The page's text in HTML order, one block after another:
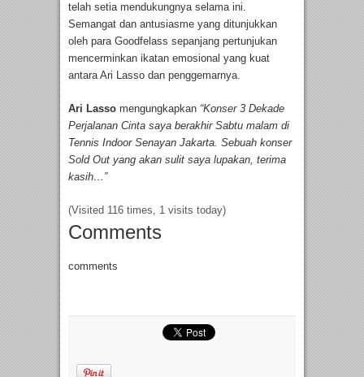
telah setia mendukungnya selama ini.
Semangat dan antusiasme yang ditunjukkan
oleh para Goodfelass sepanjang pertunjukan
mencerminkan ikatan emosional yang kuat
antara Ari Lasso dan penggemarnya.
Ari Lasso mengungkapkan “Konser 3 Dekade
Perjalanan Cinta saya berakhir Sabtu malam di
Tennis Indoor Senayan Jakarta. Sebuah konser
Sold Out yang akan sulit saya lupakan, terima
kasih…”
(Visited 116 times, 1 visits today)
Comments
comments